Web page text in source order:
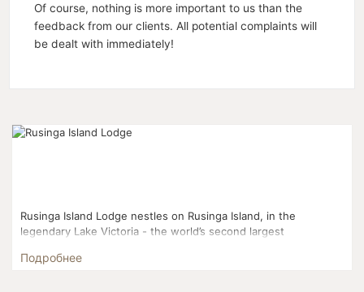
Of course, nothing is more important to us than the
feedback from our clients. All potential complaints will
be dealt with immediately!
Rusinga Island Lodge nestles on Rusinga Island, in the
legendary Lake Victoria - the world’s second largest
exp...
Подробнее